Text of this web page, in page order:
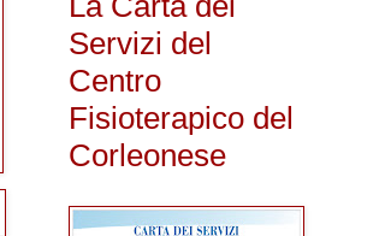
Servizi del
Centro
Fisioterapico del
Corleonese